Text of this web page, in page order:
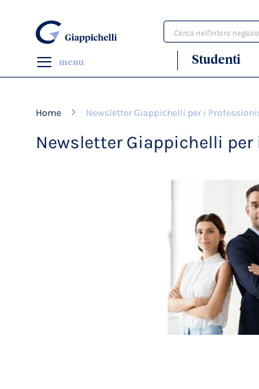
Cerca
menu Studenti
Home Newsletter Giappichelli per i
Newsletter Giappichelli